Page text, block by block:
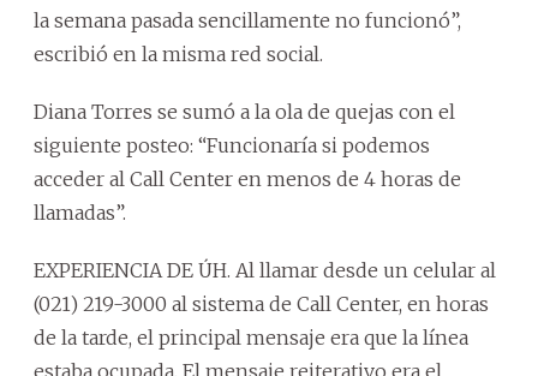
la semana pasada sencillamente no funcionó”,
escribió en la misma red social.
Diana Torres se sumó a la ola de quejas con el
siguiente posteo: “Funcionaría si podemos
acceder al Call Center en menos de 4 horas de
llamadas”.
EXPERIENCIA DE ÚH. Al llamar desde un celular al
(021) 219-3000 al sistema de Call Center, en horas
de la tarde, el principal mensaje era que la línea
estaba ocupada. El mensaje reiterativo era el